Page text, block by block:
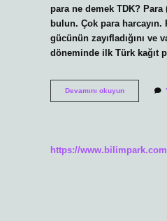
para ne demek TDK?
bulun. Çok para
gücünün zayıfladığını
döneminde ilk Türk kağıt
Devamını okuyunPara
Pul
https://